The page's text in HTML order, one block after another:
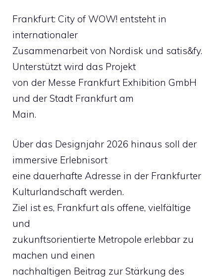
Frankfurt: City of WOW! entsteht in
internationaler
Zusammenarbeit von Nordisk und satis&fy.
Unterstützt wird das Projekt
von der Messe Frankfurt Exhibition GmbH
und der Stadt Frankfurt am
Main.
Über das Designjahr 2026 hinaus soll der
immersive Erlebnisort
eine dauerhafte Adresse in der Frankfurter
Kulturlandschaft werden.
Ziel ist es, Frankfurt als offene, vielfältige
und
zukunftsorientierte Metropole erlebbar zu
machen und einen
nachhaltigen Beitrag zur Stärkung des